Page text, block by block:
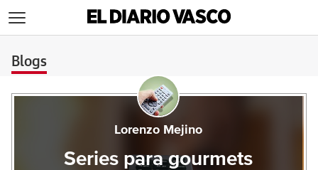
Blogs
Lorenzo Mejino
Series para gourmets